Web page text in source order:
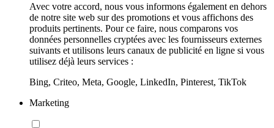
Avec votre accord, nous vous informons également en dehors
de notre site web sur des promotions et vous affichons des
produits pertinents. Pour ce faire, nous comparons vos
données personnelles cryptées avec les fournisseurs externes
suivants et utilisons leurs canaux de publicité en ligne si vous
utilisez déjà leurs services :
Bing, Criteo, Meta, Google, LinkedIn, Pinterest, TikTok
Marketing